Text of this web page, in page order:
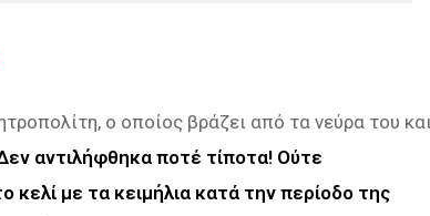
ο οποίος βράζει από τα νεύρα του
αντιλήφθηκα ποτέ τίποτα! Ούτε
κελί με τα κειμήλια κατά την περίοδο της